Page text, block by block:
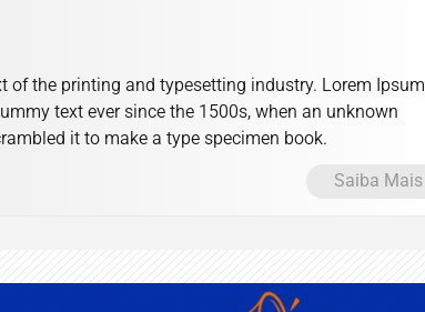
of the printing and typesetting industry. Lorem Ipsum
text ever since the 1500s, when an unknown
it to make a type specimen book.
Saiba Mais